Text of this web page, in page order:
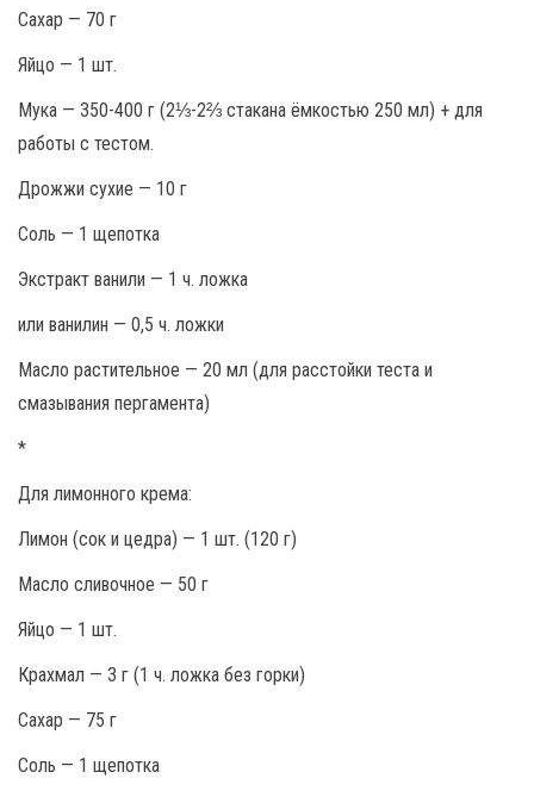
Сахар — 70 г
Яйцо — 1 шт.
Мука — 350-400 г (2⅓-2⅔ стакана ёмкостью 250 мл) + для
работы с тестом.
Дрожжи сухие — 10 г
Соль — 1 щепотка
Экстракт ванили — 1 ч. ложка
или ванилин — 0,5 ч. ложки
Масло растительное — 20 мл (для расстойки теста и
смазывания пергамента)
*
Для лимонного крема:
Лимон (сок и цедра) — 1 шт. (120 г)
Масло сливочное — 50 г
Яйцо — 1 шт.
Крахмал — 3 г (1 ч. ложка без горки)
Сахар — 75 г
Соль — 1 щепотка